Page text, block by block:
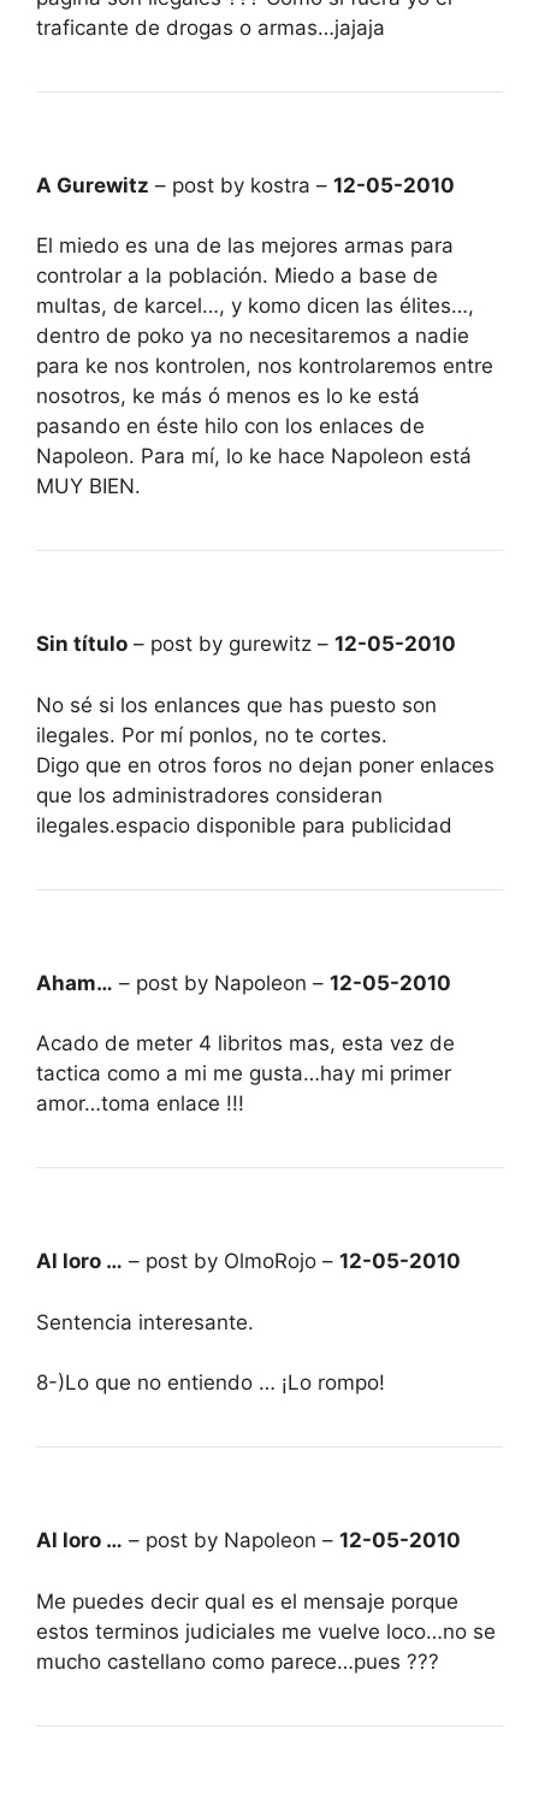
traficante de drogas o armas…jajaja
A Gurewitz – post by kostra – 12-05-2010
El miedo es una de las mejores armas para
controlar a la población. Miedo a base de
multas, de karcel…, y komo dicen las élites…,
dentro de poko ya no necesitaremos a nadie
para ke nos kontrolen, nos kontrolaremos entre
nosotros, ke más ó menos es lo ke está
pasando en éste hilo con los enlaces de
Napoleon. Para mí, lo ke hace Napoleon está
MUY BIEN.
Sin título – post by gurewitz – 12-05-2010
No sé si los enlances que has puesto son
ilegales. Por mí ponlos, no te cortes.
Digo que en otros foros no dejan poner enlaces
que los administradores consideran
ilegales.espacio disponible para publicidad
Aham… – post by Napoleon – 12-05-2010
Acado de meter 4 libritos mas, esta vez de
tactica como a mi me gusta…hay mi primer
amor…toma enlace !!!
Al loro … – post by OlmoRojo – 12-05-2010
Sentencia interesante.
8-)Lo que no entiendo … ¡Lo rompo!
Al loro … – post by Napoleon – 12-05-2010
Me puedes decir qual es el mensaje porque
estos terminos judiciales me vuelve loco…no se
mucho castellano como parece…pues ???